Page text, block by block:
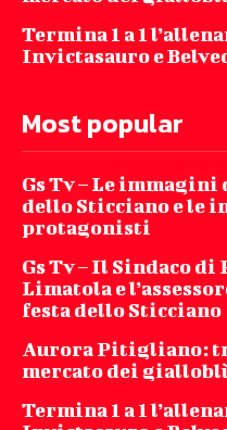
Termina 1 a 1
Invictasauro e
Most popular
Gs Tv – Le
dello Sticciano e le
protagonisti
Gs Tv – Il Sindaco di
Limatola e
festa dello Sticciano
Aurora Pitigliano:
mercato dei
Termina 1 a 1